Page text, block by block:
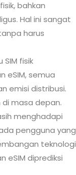
bahkan
Hal ini sangat
harus
SIM fisik
eSIM, semua
emisi distribusi.
masa depan.
menghadapi
pengguna yang
teknologi
eSIM diprediksi